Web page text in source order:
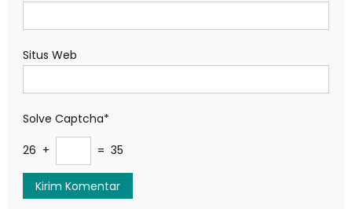
Situs Web
Solve Captcha*
26 +
= 35